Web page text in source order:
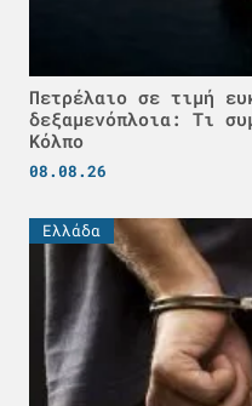
Πετρέλαιο σε τιμή
δεξαμενόπλοια: Τι
Κόλπο
08.08.26
Ελλάδα